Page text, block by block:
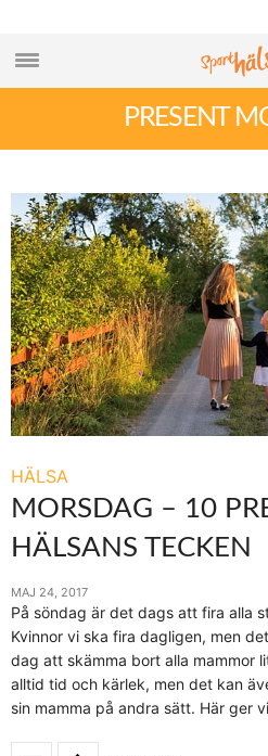
PRESENT
HÄLSA
MORSDAG – 10
HÄLSANS TECKEN
MAJ 24, 2017
På söndag är det dags att fira alla
Kvinnor vi ska fira dagligen, men
dag att skämma bort alla mammor
alltid tid och kärlek, men det kan
sin mamma på andra sätt. Här ger